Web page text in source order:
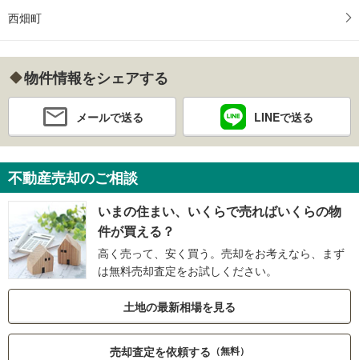
西畑町
物件情報をシェアする
メールで送る LINEで送る
不動産売却のご相談
いまの住まい、いくらで売ればいくらの物
件が買える？
高く売って、安く買う。売却をお考えなら、まず
は無料売却査定をお試しください。
土地の最新相場を見る
売却査定を依頼する （無料）